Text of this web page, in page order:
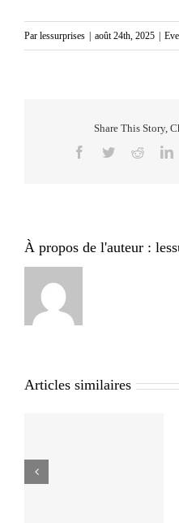
Par lessurprises | août 24th, 2025 |
Share This Story,
Facebook
TwitterReddit
À propos de l'auteur :
Articles similaires